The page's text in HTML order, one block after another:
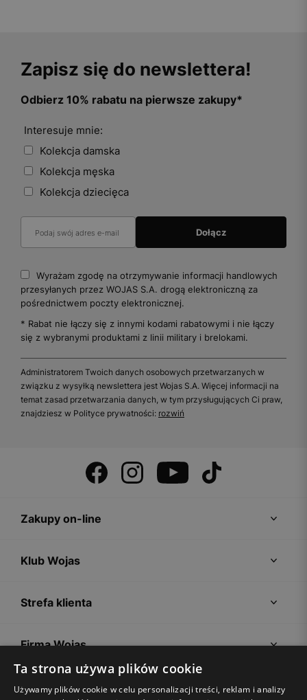
Zapisz się do newslettera!
Odbierz 10% rabatu na pierwsze zakupy*
Interesuje mnie:
Kolekcja damska
Kolekcja męska
Kolekcja dziecięca
Wyrażam zgodę na otrzymywanie informacji handlowych
przesyłanych przez WOJAS S.A. drogą elektroniczną za
pośrednictwem poczty elektronicznej.
* Rabat nie łączy się z innymi kodami rabatowymi i nie łączy
się z wybranymi produktami z linii military i brelokami.
Administratorem Twoich danych osobowych przetwarzanych w
związku z wysyłką newslettera jest Wojas S.A. Więcej informacji na
temat zasad przetwarzania danych, w tym przysługujących Ci praw,
znajdziesz w Polityce prywatności: rozwiń
Zakupy on-line
Klub Wojas
Strefa klienta
Firma Wojas
Porady
Ta strona używa plików cookie
Używamy plików cookie w celu personalizacji treści, reklam i analizy